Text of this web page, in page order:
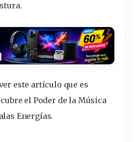
este artículo que es
el Poder de la Música
Energías.